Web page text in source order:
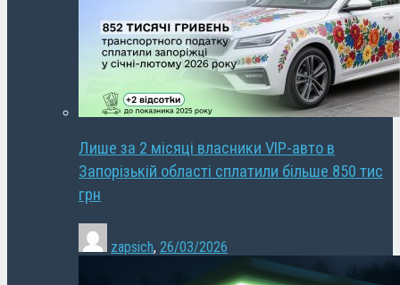
Лише за 2 місяці власники VIP-авто в
Запорізькій області сплатили більше 850 тис
грн
zapsich, 26/03/2026